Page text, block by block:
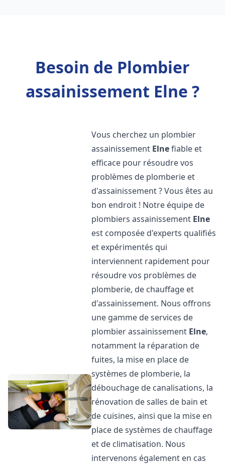
Besoin de Plombier
assainissement Elne ?
Vous cherchez un plombier
assainissement Elnefiable et
efficace pour résoudre vos
problèmes de plomberie et
d'assainissement ? Vous êtes au
bon endroit ! Notre équipe de
plombiers assainissement Elne
est composée d'experts qualifiés
et expérimentés qui
interviennent rapidement pour
résoudre vos problèmes de
plomberie, de chauffage et
d'assainissement. Nous offrons
une gamme de services de
plombier assainissement Elne,
notamment la réparation de
fuites, la mise en place de
systèmes de plomberie, la
débouchage de canalisations, la
rénovation de salles de bain et
de cuisines, ainsi que la mise en
place de systèmes de chauffage
et de climatisation. Nous
intervenons également en cas